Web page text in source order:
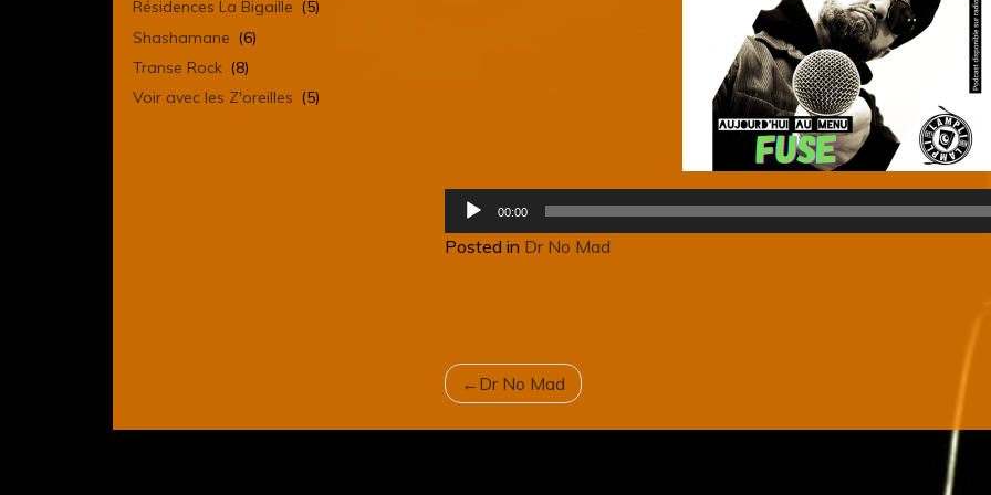
Résidences La Bigaille (5)
Shashamane (6)
Transe Rock (8)
Voir avec les Z'oreilles (5)
Lecteur 00:00
Posted in Dr No Mad
NAVIGATION
Dr No Mad